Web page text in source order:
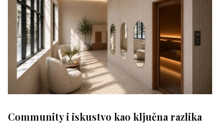
Community i iskustvo kao ključna razlika